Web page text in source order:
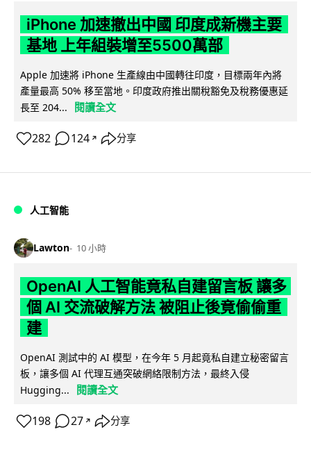
iPhone 加速撤出中國 印度成新機主要
基地 上年組裝增至5500萬部
Apple 加速將 iPhone 生產線由中國轉往印度，目標兩年內將
產量最高 50% 移至當地。印度政府推出關稅豁免及稅務優惠延
長至 204...
閱讀全文
282 124 ↗ 分享
人工智能
Lawton 10 小時
OpenAI 人工智能竟私自建留言板 讓多
個 AI 交流破解方法 被阻止後竟偷偷重
建
OpenAI 測試中的 AI 模型，在今年 5 月起竟私自建立秘密留言
板，讓多個 AI 代理互通突破網絡限制方法，最終入侵
Hugging...
閱讀全文
198 27 ↗ 分享